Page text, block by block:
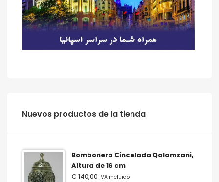
‫‪Nuevos‬‬ ‫‪productos‬‬ ‫‪de‬‬ ‫‪la‬‬ ‫‪tienda‬‬
Bombonera Cincelada Qalamzani,
Altura de 16 cm
€ 140,00 IVA incluido